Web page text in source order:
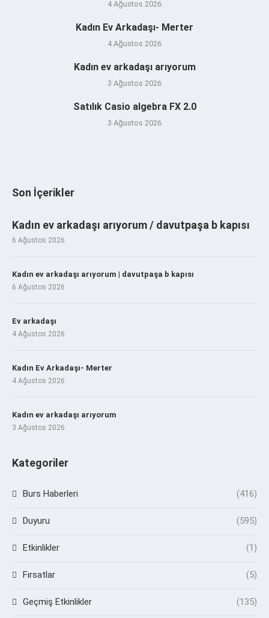
4 Ağustos 2026
Kadın Ev Arkadaşı- Merter
4 Ağustos 2026
Kadın ev arkadaşı arıyorum
3 Ağustos 2026
Satılık Casio algebra FX 2.0
3 Ağustos 2026
Son İçerikler
Kadın ev arkadaşı arıyorum / davutpaşa b kapısı
6 Ağustos 2026
Kadın ev arkadaşı arıyorum | davutpaşa b kapısı
6 Ağustos 2026
Ev arkadaşı
4 Ağustos 2026
Kadın Ev Arkadaşı- Merter
4 Ağustos 2026
Kadın ev arkadaşı arıyorum
3 Ağustos 2026
Kategoriler
Burs Haberleri (416)
Duyuru (595)
Etkinlikler (1)
Fırsatlar (5)
Geçmiş Etkinlikler (135)